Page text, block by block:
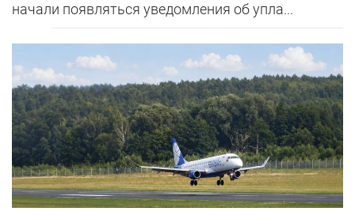
начали появляться уведомления об упла...